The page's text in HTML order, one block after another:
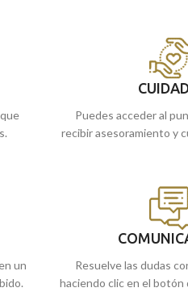
y
Puedes acceder al
recibir asesoramiento y
un
Resuelve las dudas
haciendo clic en el botón